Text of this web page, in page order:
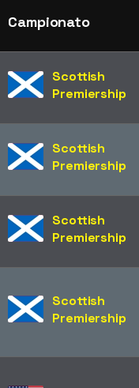
Campionato
Scottish
Premiership
Scottish
Premiership
Scottish
Premiership
Scottish
Premiership